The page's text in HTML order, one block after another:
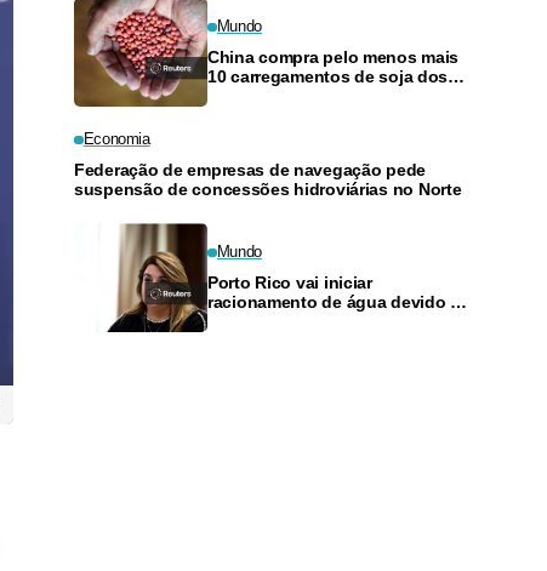
Mundo
China compra pelo menos mais
10 carregamentos de soja dos
Economia
Federação de empresas de navegação pede
suspensão de concessões hidroviárias no Norte
Mundo
Porto Rico vai iniciar
racionamento de água devido à